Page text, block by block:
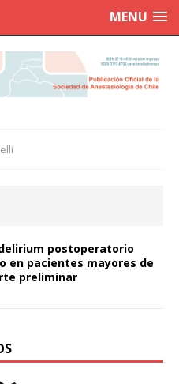
MENU
postoperatorio
en pacientes mayores de
preliminar